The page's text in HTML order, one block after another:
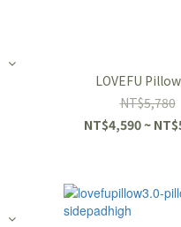
LOVEFU
NT$5,780
NT$4,590 ~